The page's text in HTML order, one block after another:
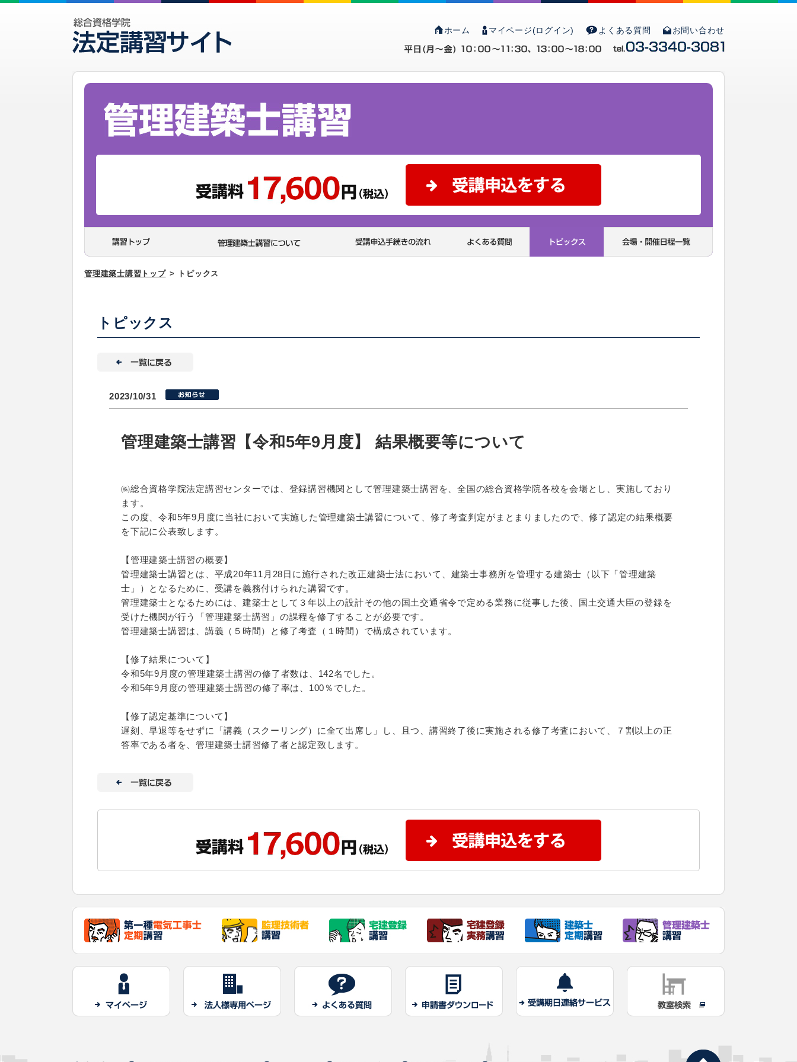
ホーム マイページ(ログイン) よくある質問 お問い合わせ
管理建築士講習トップ > トピックス
トピックス
2023/10/31
管理建築士講習【令和5年9月度】 結果概要等について
㈱総合資格学院法定講習センターでは、登録講習機関として管理建築士講習を、全国の総合資格学院各校を会場とし、実施しており
ます。
この度、令和5年9月度に当社において実施した管理建築士講習について、修了考査判定がまとまりましたので、修了認定の結果概要
を下記に公表致します。
【管理建築士講習の概要】
管理建築士講習とは、平成20年11月28日に施行された改正建築士法において、建築士事務所を管理する建築士（以下「管理建築
士」）となるために、受講を義務付けられた講習です。
管理建築士となるためには、建築士として３年以上の設計その他の国土交通省令で定める業務に従事した後、国土交通大臣の登録を
受けた機関が行う「管理建築士講習」の課程を修了することが必要です。
管理建築士講習は、講義（５時間）と修了考査（１時間）で構成されています。
【修了結果について】
令和5年9月度の管理建築士講習の修了者数は、142名でした。
令和5年9月度の管理建築士講習の修了率は、100％でした。
【修了認定基準について】
遅刻、早退等をせずに「講義（スクーリング）に全て出席し」し、且つ、講習終了後に実施される修了考査において、７割以上の正
答率である者を、管理建築士講習修了者と認定致します。